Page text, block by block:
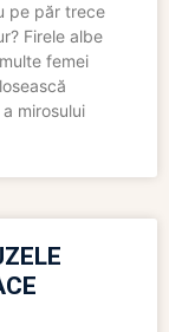
pe păr trece
Firele albe
femei
mirosului